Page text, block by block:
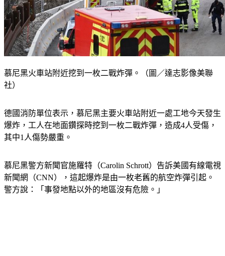
慕尼黑火車站附近挖到一枚二戰炸彈。（圖／達志影像美聯
社）
德國消防單位表示，慕尼黑主要火車站附近一處工地今天發生
爆炸，工人在地面鑽探時挖到一枚二戰炸彈，造成4人受傷，
其中1人傷勢嚴重。
慕尼黑警方新聞官施羅特（Carolin Schrott）告訴美國有線電視
新聞網（CNN），這起爆炸是由一枚老舊的航空炸彈引起。
警方說：「事發地點以外的地區沒有危險。」